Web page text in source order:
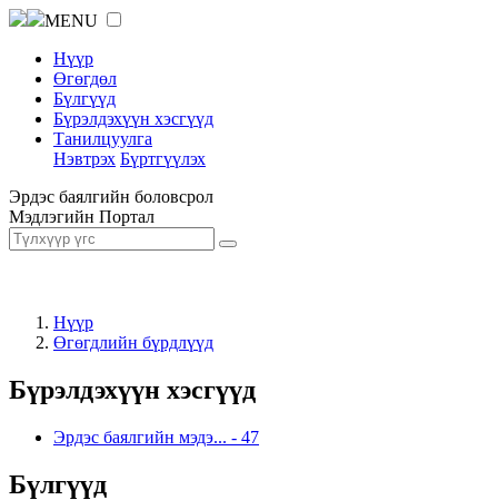
MENU
Нүүр
Өгөгдөл
Бүлгүүд
Бүрэлдэхүүн хэсгүүд
Танилцуулга
Нэвтрэх Бүртгүүлэх
Эрдэс баялгийн боловсрол
Мэдлэгийн Портал
Нүүр
Өгөгдлийн бүрдлүүд
Бүрэлдэхүүн хэсгүүд
Эрдэс баялгийн мэдэ... - 47
Бүлгүүд